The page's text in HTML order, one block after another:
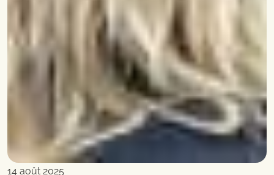
14 août 2025